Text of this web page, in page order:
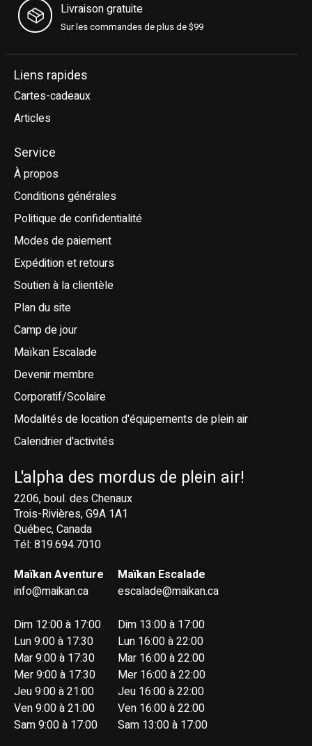
Livraison gratuite
Sur les commandes de plus de $99
Liens rapides
Cartes-cadeaux
Articles
Service
À propos
Conditions générales
Politique de confidentialité
Modes de paiement
Expédition et retours
Soutien à la clientèle
Plan du site
Camp de jour
Maïkan Escalade
Devenir membre
Corporatif/Scolaire
Modalités de location d'équipements de plein air
Calendrier d'activités
L'alpha des mordus de plein air!
2206, boul. des Chenaux
Trois-Rivières, G9A 1A1
Québec, Canada
Tél: 819.694.7010
Maïkan Aventure
info@maikan.ca
Dim 12:00 à 17:00
Lun 9:00 à 17:30
Mar 9:00 à 17:30
Mer 9:00 à 17:30
Jeu 9:00 à 21:00
Ven 9:00 à 21:00
Sam 9:00 à 17:00
Maïkan Escalade
escalade@maikan.ca
Dim 13:00 à 17:00
Lun 16:00 à 22:00
Mar 16:00 à 22:00
Mer 16:00 à 22:00
Jeu 16:00 à 22:00
Ven 16:00 à 22:00
Sam 13:00 à 17:00